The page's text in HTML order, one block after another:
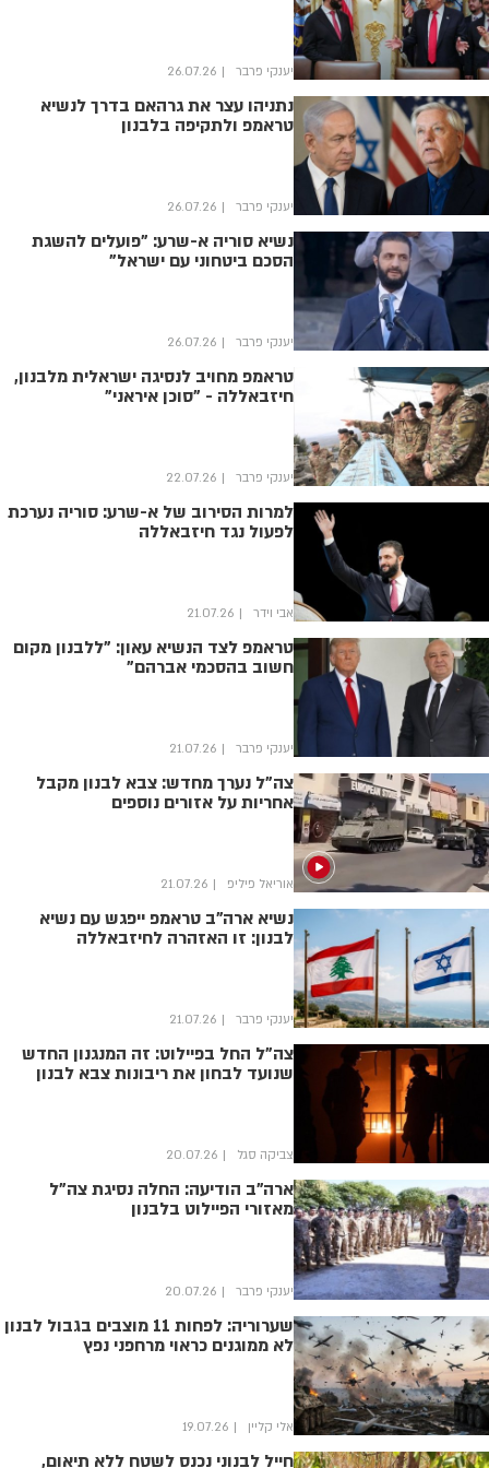
יענקי פרבר 26.07.26
נתניהו עצר את גרהאם בדרך לנשיא
טראמפ ולתקיפה בלבנון
יענקי פרבר 26.07.26
נשיא סוריה א-שרע: "פועלים להשגת
הסכם ביטחוני עם ישראל"
יענקי פרבר 26.07.26
טראמפ מחויב לנסיגה ישראלית מלבנון,
חיזבאללה - "סוכן איראני"
יענקי פרבר 22.07.26
למרות הסירוב של א-שרע: סוריה נערכת
לפעול נגד חיזבאללה
אבי וידר 21.07.26
טראמפ לצד הנשיא עאון: "ללבנון מקום
חשוב בהסכמי אברהם"
יענקי פרבר 21.07.26
צה"ל נערך מחדש: צבא לבנון מקבל
אחריות על אזורים נוספים
אוריאל פיליפ 21.07.26
נשיא ארה"ב טראמפ ייפגש עם נשיא
לבנון: זו האזהרה לחיזבאללה
יענקי פרבר 21.07.26
צה”ל החל בפיילוט: זה המנגנון החדש
שנועד לבחון את ריבונות צבא לבנון
צביקה סגל 20.07.26
ארה"ב הודיעה: החלה נסיגת צה"ל
מאזורי הפיילוט בלבנון
יענקי פרבר 20.07.26
שערוריה: לפחות 11 מוצבים בגבול לבנון
לא ממוגנים כראוי מרחפני נפץ
אלי קליין 19.07.26
חייל לבנוני נכנס לשטח ללא תיאום,